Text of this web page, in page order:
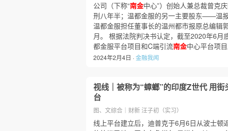
公司（下称“南金中心”）创始人兼总裁曾克
刑八年半；温都金服的另一主要股东——温
温都金服担任董事长的温州都市报原总编辑
月。 根据法院判决书认定，截至2020年6月
都金服平台项目和C端引流南金中心平台项
2024年2月4日 ·金融我闻
视线｜被称为“蟑螂”的印度Z世代 用
台
图、文综合｜财新 汪子初（实习）
线上平台建立后，迪普克于6月6日从波士顿